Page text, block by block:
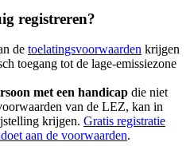
registreren?
de toelatingsvoorwaarden krijgen
toegang tot de lage-emissiezone
met een handicap die niet
van de LEZ, kan in
krijgen. Gratis registratie
aan de voorwaarden.